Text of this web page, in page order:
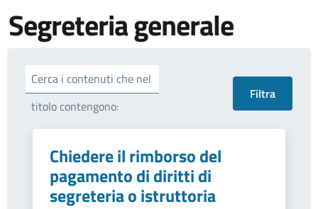
Segreteria generale
Cerca i contenuti che nel
titolo contengono:
Chiedere il rimborso del
pagamento di diritti di
segreteria o istruttoria